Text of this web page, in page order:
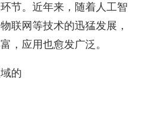
节。近年来，随着人工智
联网等技术的迅猛发展，
，应用也愈发广泛。
的